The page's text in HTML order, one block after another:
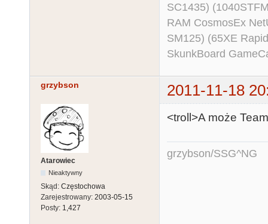
SC1435)
RAM CosmosEx
SM125) (65XE
SkunkBoard
grzybson 2011-11-18
Atarowiec
Nieaktywny
Skąd: Częstochowa
Zarejestrowany: 2003-05-15
Posty: 1,427
<troll>A może
grzybson/SSG^NG